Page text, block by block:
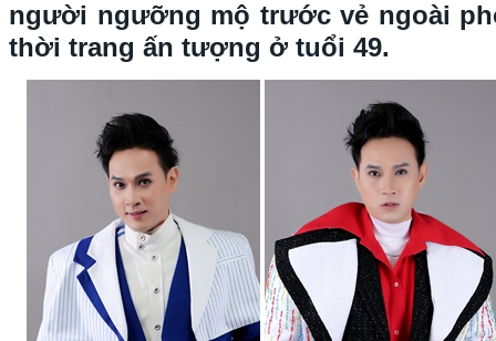
người ngưỡng mộ trước vẻ ngoài
thời trang ấn tượng ở tuổi 49.